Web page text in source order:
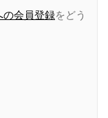
の会員登録をどう